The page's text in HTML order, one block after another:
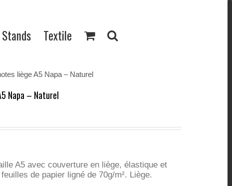
Textile
liège A5 Napa – Naturel
Napa – Naturel
A5 avec couverture en liège, élastique et
de papier ligné de 70g/m². Liège.